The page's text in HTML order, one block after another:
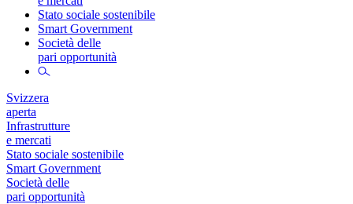
Stato sociale sostenibile
Smart Government
Società delle
pari opportunità
Svizzera
aperta
Infrastrutture
e mercati
Stato sociale sostenibile
Smart Government
Società delle
pari opportunità